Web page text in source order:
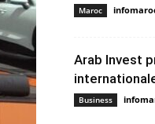
Maroc
Arab Invest
Business